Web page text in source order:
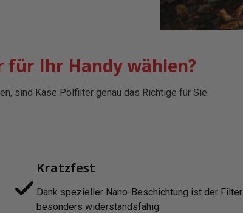
Ihr Handy wählen?
sind Kase Polfilter genau das Richtige für Sie.
Kratzfest
Dank spezieller Nano-Beschichtung ist der Filter
besonders widerstandsfähig.